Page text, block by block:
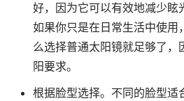
好，因为它可以有效地减少眩
如果你只是在日常生活中使用
么选择普通太阳镜就足够了，
阳要求。
根据脸型选择。不同的脸型适